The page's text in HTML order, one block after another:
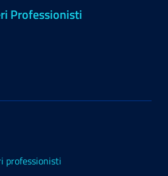
Professionisti
professionisti